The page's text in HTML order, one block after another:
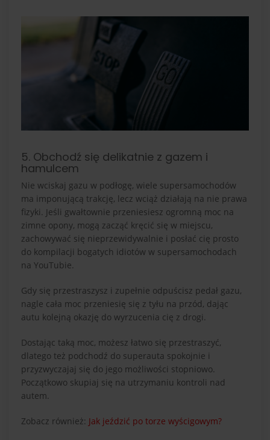
5. Obchodź się delikatnie z gazem i
hamulcem
Nie wciskaj gazu w podłogę, wiele supersamochodów
ma imponującą trakcję, lecz wciąż działają na nie prawa
fizyki. Jeśli gwałtownie przeniesiesz ogromną moc na
zimne opony, mogą zacząć kręcić się w miejscu,
zachowywać się nieprzewidywalnie i posłać cię prosto
do kompilacji bogatych idiotów w supersamochodach
na YouTubie.
Gdy się przestraszysz i zupełnie odpuścisz pedał gazu,
nagle cała moc przeniesię się z tyłu na przód, dając
autu kolejną okazję do wyrzucenia cię z drogi.
Dostając taką moc, możesz łatwo się przestraszyć,
dlatego też podchodź do superauta spokojnie i
przyzwyczajaj się do jego możliwości stopniowo.
Początkowo skupiaj się na utrzymaniu kontroli nad
autem.
Zobacz również: Jak jeździć po torze wyścigowym?